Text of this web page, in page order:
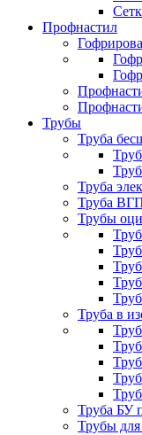
Профнастил
Трубы
Труба
Труба
Труба
Трубы
Труба в
Труба БУ
Трубы для